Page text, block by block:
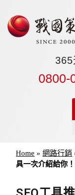
365
0800-
Home »網路行銷
具一次介紹給你！